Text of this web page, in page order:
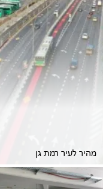
מהיר לעיר רמת גן